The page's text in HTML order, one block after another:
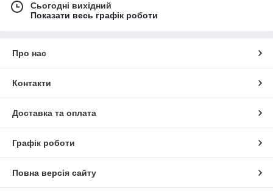
Сьогодні вихідний
Показати весь графік роботи
Про нас
Контакти
Доставка та оплата
Графік роботи
Повна версія сайту